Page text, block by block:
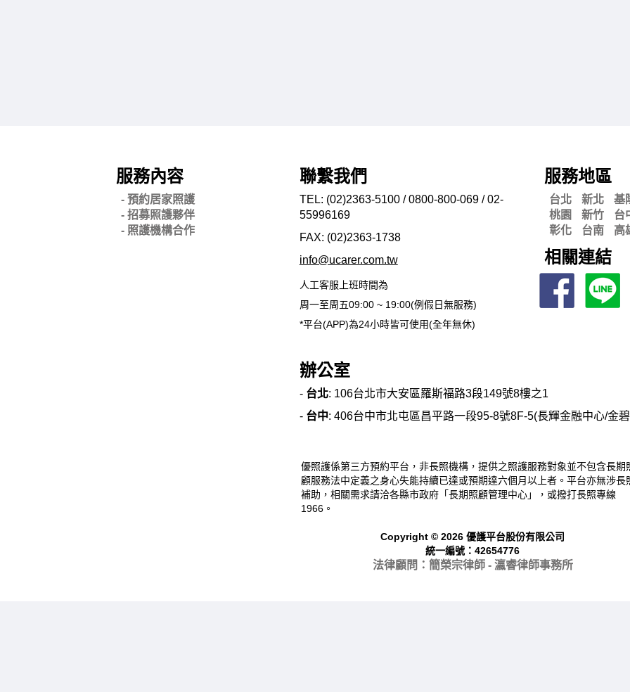
服務內容
- 預約居家照護
- 招募照護夥伴
- 照護機構合作
聯繫我們
TEL: (02)2363-5100 / 0800-800-069 / 02-
55996169
FAX: (02)2363-1738
info@ucarer.com.tw
人工客服上班時間為
周一至周五09:00 ~ 19:00(例假日無服務)
*平台(APP)為24小時皆可使用(全年無休)
服務地區
台北 新北
基
桃園
新竹
台
彰化
台南 高
相關連結
辦公室
- 台北: 106台北市大安區羅斯福路3段149號8樓之1
- 台中: 406台中市北屯區昌平路一段95-8號8F-5(長輝金融中心/金
優照護係第三方預約平台，非長照機構，提供之照護服務對象並不包含長期
顧服務法中定義之身心失能持續已達或預期達六個月以上者。平台亦無涉長
補助，相關需求請洽各縣市政府「長期照顧管理中心」，或撥打長照專線
1966。
Copyright © 2026 優護平台股份有限公司
統一編號：42654776
法律顧問：簡榮宗律師 - 瀛睿律師事務所